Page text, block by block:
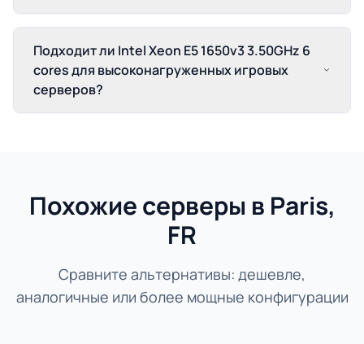
Подходит ли Intel Xeon E5 1650v3 3.50GHz 6
cores для высоконагруженных игровых
серверов?
Похожие серверы в Paris,
FR
Сравните альтернативы: дешевле,
аналогичные или более мощные конфигурации